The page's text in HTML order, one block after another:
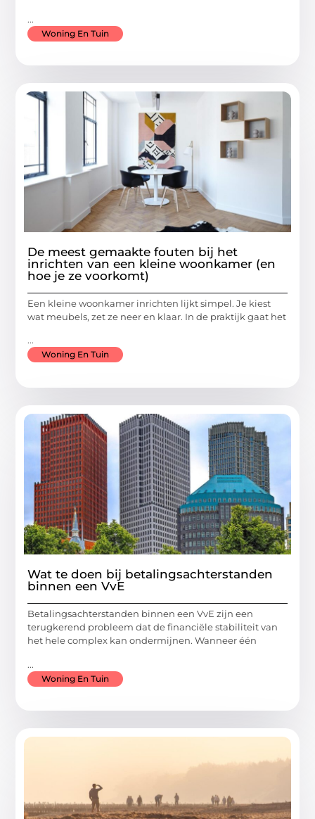
...
Woning En Tuin
De meest gemaakte fouten bij het
inrichten van een kleine woonkamer (en
hoe je ze voorkomt)
Een kleine woonkamer inrichten lijkt simpel. Je kiest
wat meubels, zet ze neer en klaar. In de praktijk gaat het
...
Woning En Tuin
Wat te doen bij betalingsachterstanden
binnen een VvE
Betalingsachterstanden binnen een VvE zijn een
terugkerend probleem dat de financiële stabiliteit van
het hele complex kan ondermijnen. Wanneer één
...
Woning En Tuin